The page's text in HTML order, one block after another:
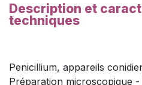
Description et
techniques
Penicillium, appareils
Préparation microscopique -